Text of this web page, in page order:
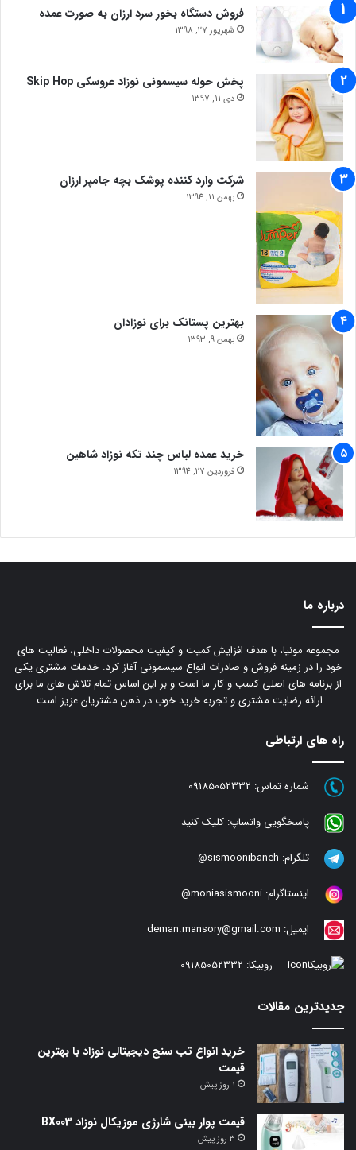
فروش دستگاه بخور سرد ارزان به صورت عمده
شهریور 27, 1398
پخش حوله سیسمونی نوزاد عروسکی Skip Hop
دی 11, 1397
شرکت وارد کننده پوشک بچه جامپر ارزان
بهمن 11, 1394
بهترین پستانک برای نوزادان
بهمن 9, 1393
خرید عمده لباس چند تکه نوزاد شاهین
فروردین 27, 1394
درباره ما
مجموعه مونیا، با هدف افزایش کمیت و کیفیت محصولات داخلی، فعالیت های
خود را در زمینه فروش و صادرات انواع سیسمونی آغاز کرد. خدمات مشتری یکی
از برنامه های اصلی کسب و کار ما است و بر این اساس تمام تلاش های ما برای
ارائه رضایت مشتری و تجربه خرید خوب در ذهن مشتریان عزیز است.
راه های ارتباطی
شماره تماس: 09185052332
پاسخگویی واتساپ: کلیک کنید
تلگرام: sismoonibaneh@
اینستاگرام: moniasismooni@
ایمیل: deman.mansory@gmail.com
روبیکا: 09185052332
جدیدترین مقالات
خرید انواع تب سنج دیجیتالی نوزاد با بهترین
قیمت
1 روز پیش
قیمت پوار بینی شارژی موزیکال نوزاد BX003
3 روز پیش